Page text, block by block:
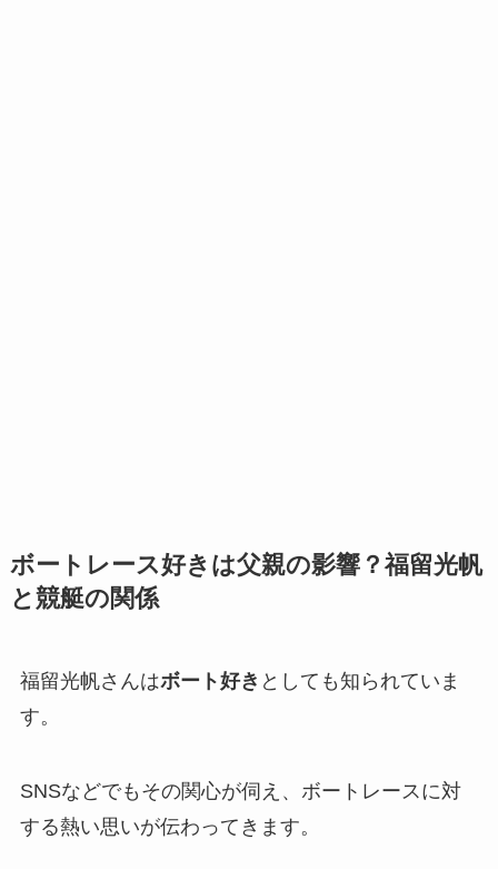
ボートレース好きは父親の影響？福留光帆
と競艇の関係
福留光帆さんはボート好き としても知られていま
す。
SNSなどでもその関心が伺え、ボートレースに対
する熱い思いが伝わってきます。